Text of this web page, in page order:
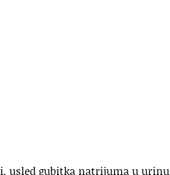
usled gubitka natrijuma u ​​urinu